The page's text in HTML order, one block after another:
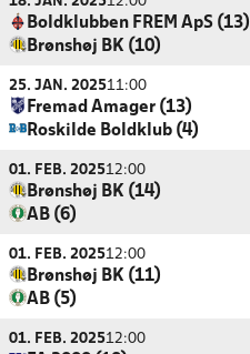
Boldklubben FREM ApS (13)
Brønshøj BK (10)
25. JAN. 202511:00
Fremad Amager (13)
Roskilde Boldklub (4)
01. FEB. 202512:00
Brønshøj BK (14)
AB (6)
01. FEB. 202512:00
Brønshøj BK (11)
AB (5)
01. FEB. 202512:00